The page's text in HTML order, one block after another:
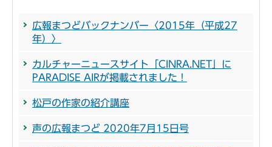
広報まつどバックナンバー〈2015年（平成27
年）〉
カルチャーニュースサイト「CINRA.NET」に
PARADISE AIRが掲載されました！
松戸の作家の紹介講座
声の広報まつど 2020年7月15日号